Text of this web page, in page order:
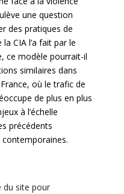
une question
des pratiques de
CIA l’a fait par le
ce modèle pourrait-il
similaires dans
où le trafic de
de plus en plus
à l’échelle
précédents
du site pour